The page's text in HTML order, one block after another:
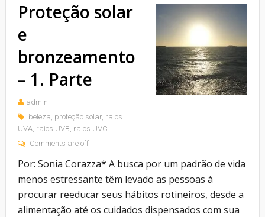
Proteção solar
e
bronzeamento
– 1. Parte
admin
beleza, proteção solar, raios
UVA, raios UVB, raios UVC
Comments are off
Por: Sonia Corazza* A busca por um padrão de vida
menos estressante têm levado as pessoas à
procurar reeducar seus hábitos rotineiros, desde a
alimentação até os cuidados dispensados com sua